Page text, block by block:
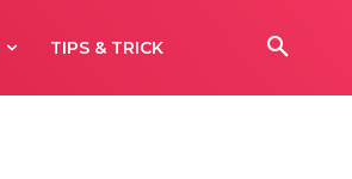
TIPS & TRICK